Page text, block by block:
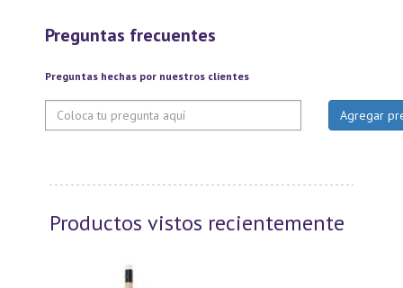
Preguntas frecuentes
Preguntas hechas por nuestros clientes
Productos vistos recientemente